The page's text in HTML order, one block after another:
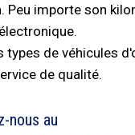
importe son
de véhicules
de qualité.
nous au